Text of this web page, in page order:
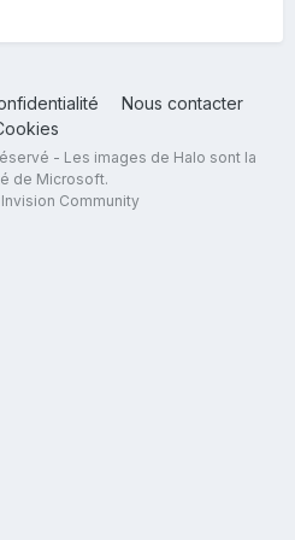
Nous contacter
- Les images de Halo sont la
de Microsoft.
Community